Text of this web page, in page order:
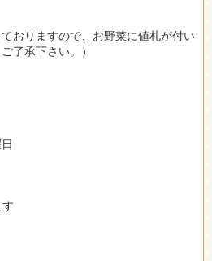
ておりますので、お野菜に値札が付い
了承下さい。）